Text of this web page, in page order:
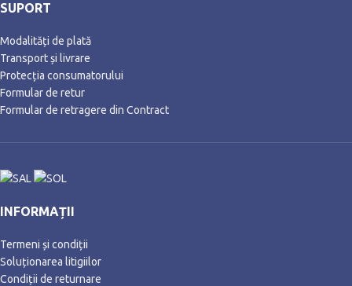
SUPORT
Modalități de plată
Transport și livrare
Protecția consumatorului
Formular de retur
Formular de retragere din Contract
INFORMAȚII
Termeni și condiții
Soluționarea litigiilor
Condiții de returnare